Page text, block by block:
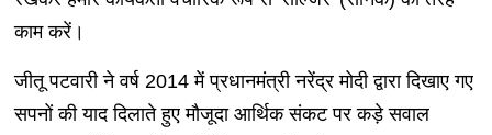
काम करें।
जीतू पटवारी ने वर्ष 2014 में प्रधानमंत्री नरेंद्र मोदी द्वारा दिखाए गए
सपनों की याद दिलाते हुए मौजूदा आर्थिक संकट पर कड़े सवाल